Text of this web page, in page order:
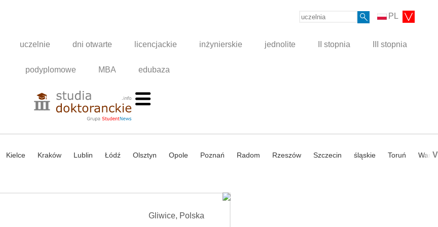
PL
uczelnie dni otwarte licencjackie inżynierskie jednolite II stopnia III stopnia
podyplomowe MBA edubaza
Kielce Kraków Lublin Łódź Olsztyn Opole Poznań Radom Rzeszów Szczecin śląskie Toruń V
Gliwice, Polska